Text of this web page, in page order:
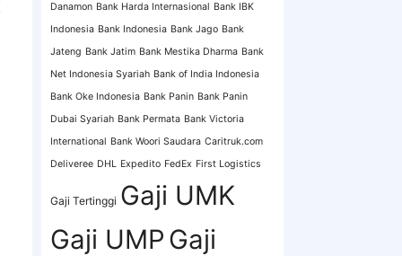
Danamon Bank Harda Internasional Bank IBK
Indonesia Bank Indonesia Bank Jago Bank
Jateng Bank Jatim Bank Mestika Dharma Bank
Net Indonesia Syariah Bank of India Indonesia
Bank Oke Indonesia Bank Panin Bank Panin
Dubai Syariah Bank Permata Bank Victoria
International Bank Woori Saudara Caritruk.com
Deliveree DHL Expedito FedEx First Logistics
Gaji Tertinggi Gaji UMK
Gaji UMP Gaji